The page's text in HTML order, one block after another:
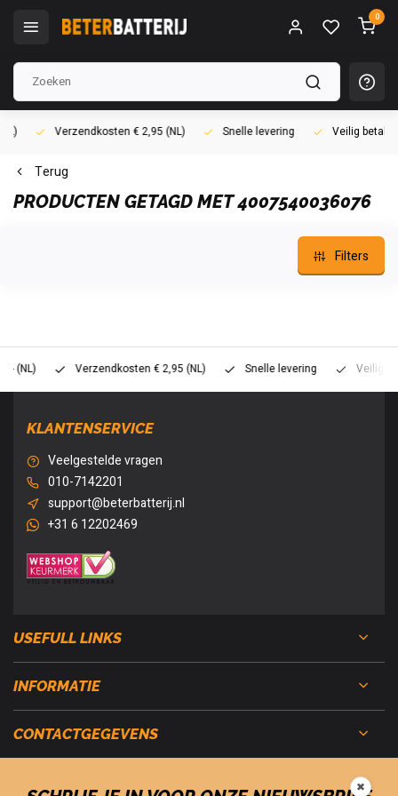
0
Verzendkosten € 2,95 (NL) Snelle levering Veilig betalen
Terug
PRODUCTEN GETAGD MET 4007540036076
Filters
Verzendkosten € 2,95 (NL) Snelle levering Veilig
KLANTENSERVICE
Veelgestelde vragen
010-7142201
support@beterbatterij.nl
+31 6 12202469
USEFULL LINKS
INFORMATIE
CONTACTGEGEVENS
✖